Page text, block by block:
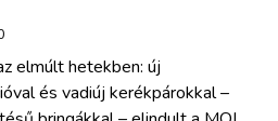
elmúlt hetekben: új
és vadiúj kerékpárokkal –